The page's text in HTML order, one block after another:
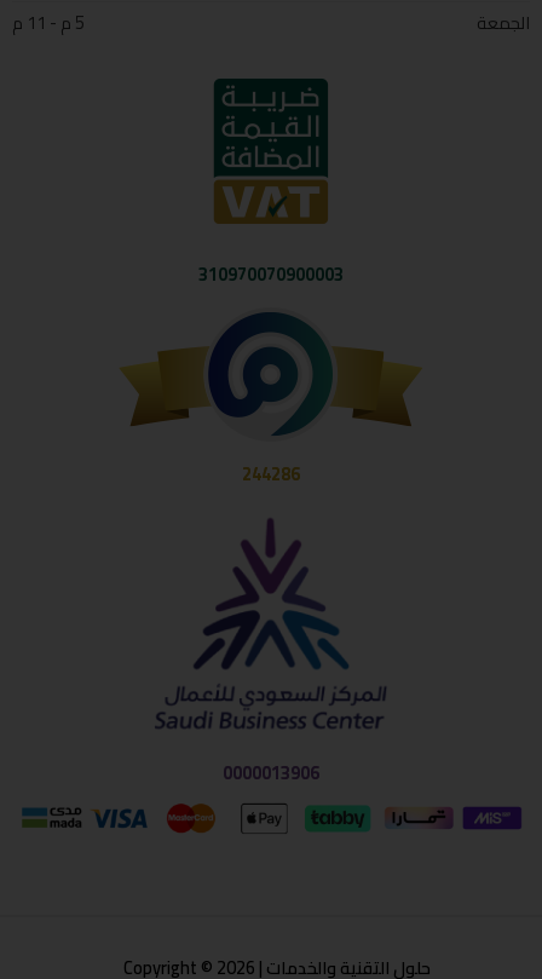
الجمعة
5 م - 11 م
310970070900003
244286
0000013906
حلول التقنية والخدمات | Copyright © 2026